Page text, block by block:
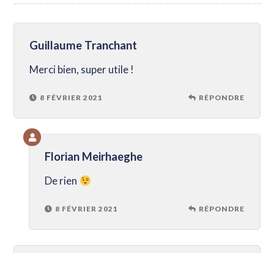
Guillaume Tranchant
Merci bien, super utile !
8 FÉVRIER 2021 RÉPONDRE
Florian Meirhaeghe
De rien
8 FÉVRIER 2021 RÉPONDRE